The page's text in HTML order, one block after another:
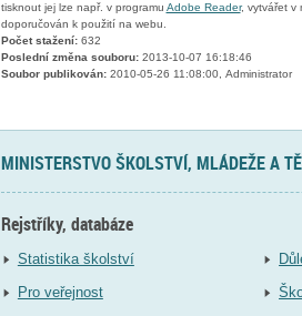
tisknout jej lze např. v programu Adobe Reader, vytvářet v
doporučován k použití na webu.
Počet stažení:632
Poslední změna souboru:2013-10-07 16:18:46
Soubor publikován:2010-05-26 11:08:00, Administrator
MINISTERSTVO ŠKOLSTVÍ, MLÁDEŽE A
Rejstříky, databáze
Statistika školství
Pro veřejnost